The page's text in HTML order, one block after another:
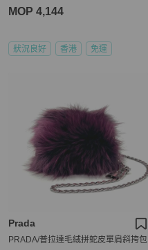
MOP 4,144
狀況良好 香港 免運
Prada
PRADA/普拉達毛絨拼蛇皮單肩斜挎包